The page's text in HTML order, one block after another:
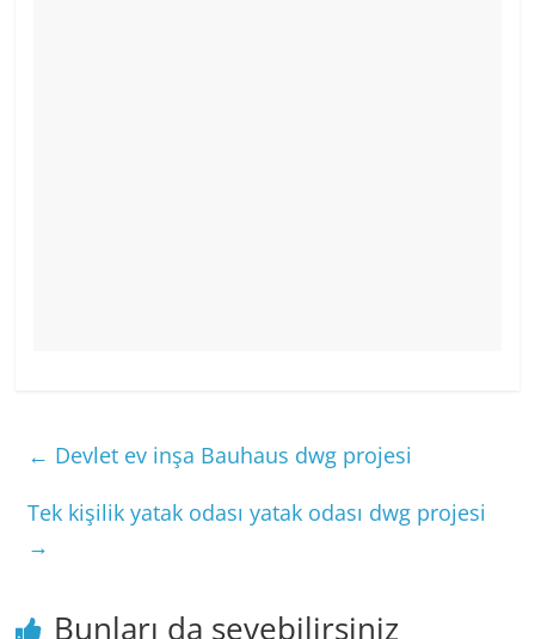
← Devlet ev inşa Bauhaus dwg projesi
Tek kişilik yatak odası yatak odası dwg projesi
→
Bunları da sevebilirsiniz